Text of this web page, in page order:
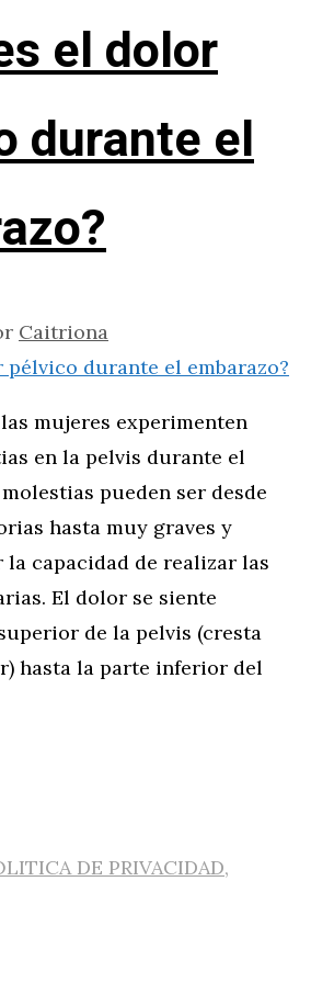
el dolor
durante el
Caitriona
mujeres experimenten
en la pelvis durante el
pueden ser desde
hasta muy graves y
capacidad de realizar las
El dolor se siente
de la pelvis (cresta
hasta la parte inferior del
DE PRIVACIDAD,